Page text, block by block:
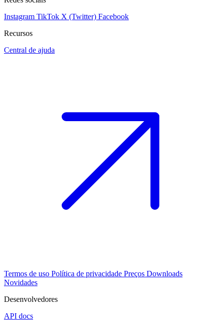
Instagram TikTok X (Twitter) Facebook
Recursos
Central de ajuda
Termos de uso Política de privacidade Preços Downloads
Novidades
Desenvolvedores
API docs